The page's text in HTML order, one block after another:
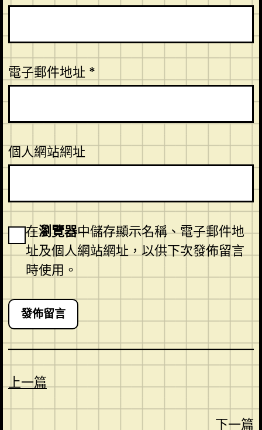
電子郵件地址 *
個人網站網址
在瀏覽器中儲存顯示名稱、電子郵件地
址及個人網站網址，以供下次發佈留言
時使用。
上一篇
下一篇